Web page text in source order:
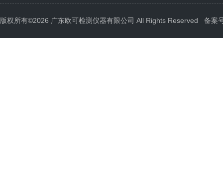
版权所有©2026 广东欧可检测仪器有限公司 All Rights Reserved 备案